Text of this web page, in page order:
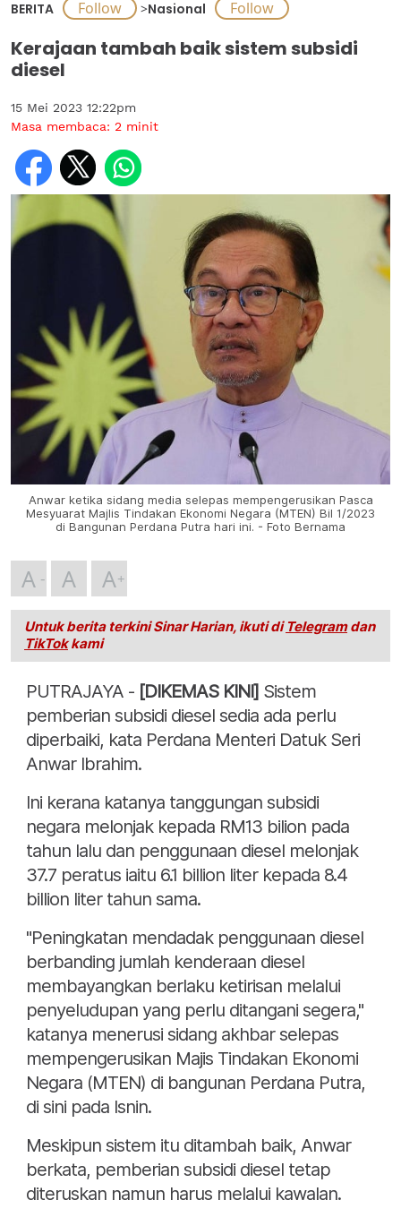
BERITA >Nasional
Kerajaan tambah baik sistem subsidi
diesel
15 Mei 2023 12:22pm
Masa membaca: 2 minit
Anwar ketika sidang media selepas mempengerusikan Pasca
Mesyuarat Majlis Tindakan Ekonomi Negara (MTEN) Bil 1/2023
di Bangunan Perdana Putra hari ini. - Foto Bernama
A A A
Untuk berita terkini Sinar Harian, ikuti di Telegramdan
TikTokkami
PUTRAJAYA - [DIKEMAS KINI] Sistem
pemberian subsidi diesel sedia ada perlu
diperbaiki, kata Perdana Menteri Datuk Seri
Anwar Ibrahim.
Ini kerana katanya tanggungan subsidi
negara melonjak kepada RM13 bilion pada
tahun lalu dan penggunaan diesel melonjak
37.7 peratus iaitu 6.1 billion liter kepada 8.4
billion liter tahun sama.
"Peningkatan mendadak penggunaan diesel
berbanding jumlah kenderaan diesel
membayangkan berlaku ketirisan melalui
penyeludupan yang perlu ditangani segera,"
katanya menerusi sidang akhbar selepas
mempengerusikan Majis Tindakan Ekonomi
Negara (MTEN) di bangunan Perdana Putra,
di sini pada Isnin.
Meskipun sistem itu ditambah baik, Anwar
berkata, pemberian subsidi diesel tetap
diteruskan namun harus melalui kawalan.